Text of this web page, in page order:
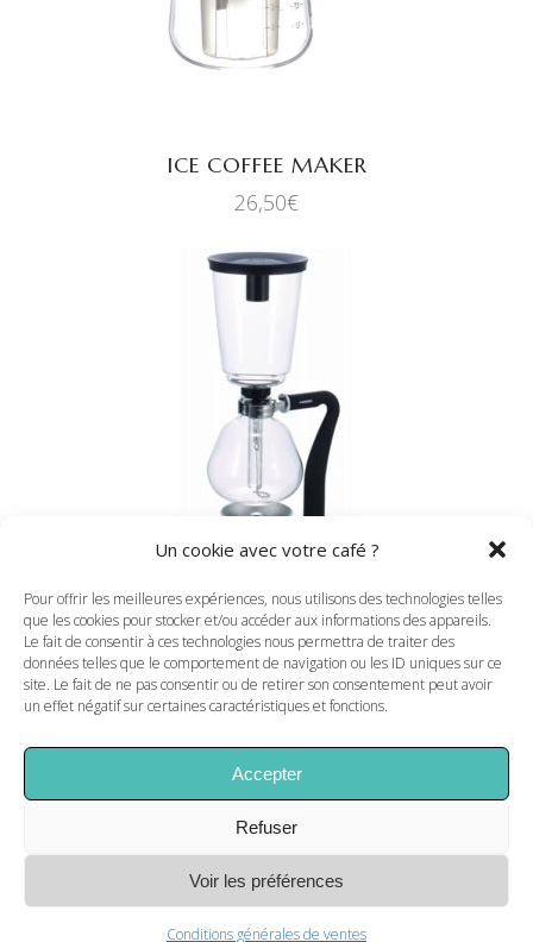
Un cookie avec votre café ?
Pour offrir les meilleures expériences, nous utilisons des technologies telles
que les cookies pour stocker et/ou accéder aux informations des appareils.
Le fait de consentir à ces technologies nous permettra de traiter des
données telles que le comportement de navigation ou les ID uniques sur ce
site. Le fait de ne pas consentir ou de retirer son consentement peut avoir
un effet négatif sur certaines caractéristiques et fonctions.
Accepter
Refuser
Voir les préférences
Conditions générales de ventes
ICE COFFEE MAKER
26,50€
AJOUTER AU PANIER
SYPHON 5 TASSES
109,00€